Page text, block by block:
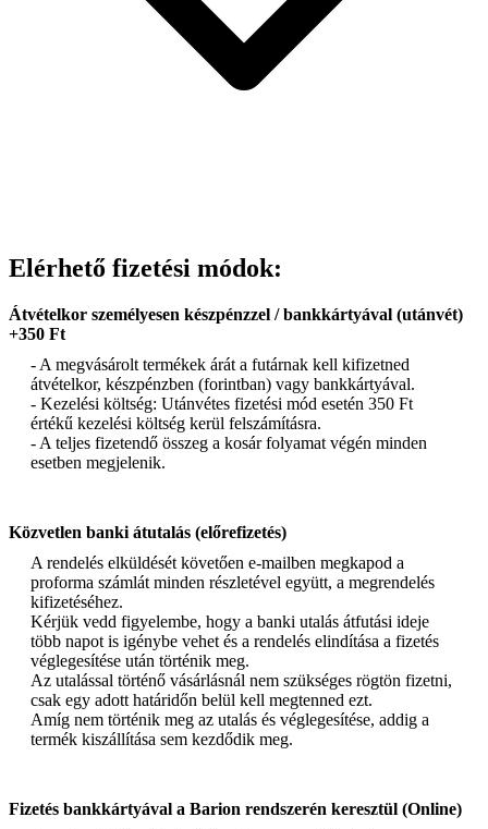
Elérhető fizetési módok:
Átvételkor személyesen készpénzzel / bankkártyával (utánvét)
+350 Ft
- A megvásárolt termékek árát a futárnak kell kifizetned
átvételkor, készpénzben (forintban) vagy bankkártyával.
- Kezelési költség: Utánvétes fizetési mód esetén 350 Ft
értékű kezelési költség kerül felszámításra.
- A teljes fizetendő összeg a kosár folyamat végén minden
esetben megjelenik.
Közvetlen banki átutalás (előrefizetés)
A rendelés elküldését követően e-mailben megkapod a
proforma számlát minden részletével együtt, a megrendelés
kifizetéséhez.
Kérjük vedd figyelembe, hogy a banki utalás átfutási ideje
több napot is igénybe vehet és a rendelés elindítása a fizetés
véglegesítése után történik meg.
Az utalással történő vásárlásnál nem szükséges rögtön fizetni,
csak egy adott határidőn belül kell megtenned ezt.
Amíg nem történik meg az utalás és véglegesítése, addig a
termék kiszállítása sem kezdődik meg.
Fizetés bankkártyával a Barion rendszerén keresztül (Online)